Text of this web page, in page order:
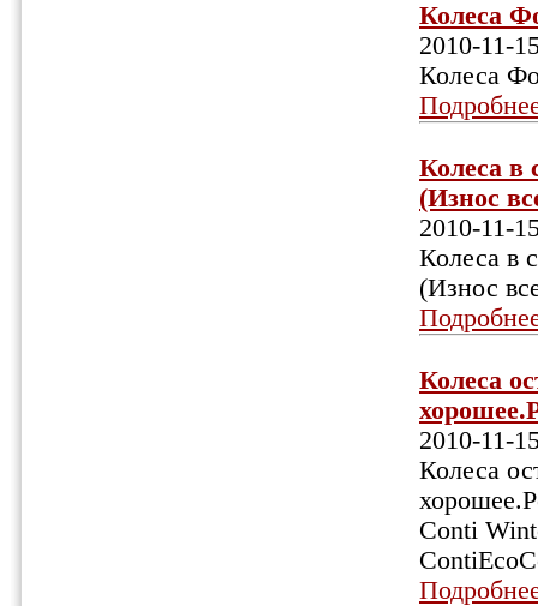
Колеса
2010-11-
Колеса
Колеса в
(Износ
2010-11-
Колеса в
(Износ
Колеса
2010-11-
Колеса
Conti